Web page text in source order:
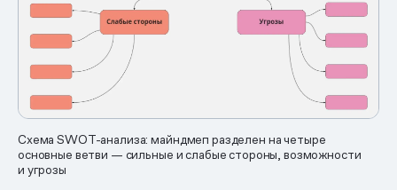
Схема SWOT-анализа: майндмеп разделен на четыре
основные ветви — сильные и слабые стороны, возможности
и угрозы